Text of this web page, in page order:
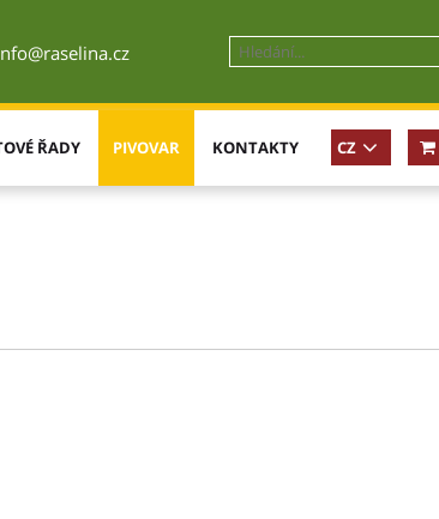
ŘADY PIVOVAR KONTAKTY
CZ